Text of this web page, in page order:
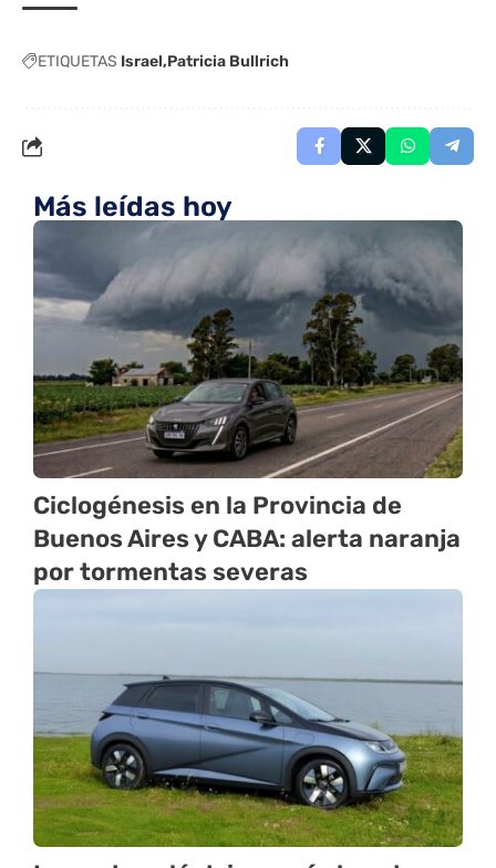
ETIQUETAS Israel Patricia Bullrich
Más leídas hoy
Ciclogénesis en la Provincia de
Buenos Aires y CABA: alerta naranja
por tormentas severas